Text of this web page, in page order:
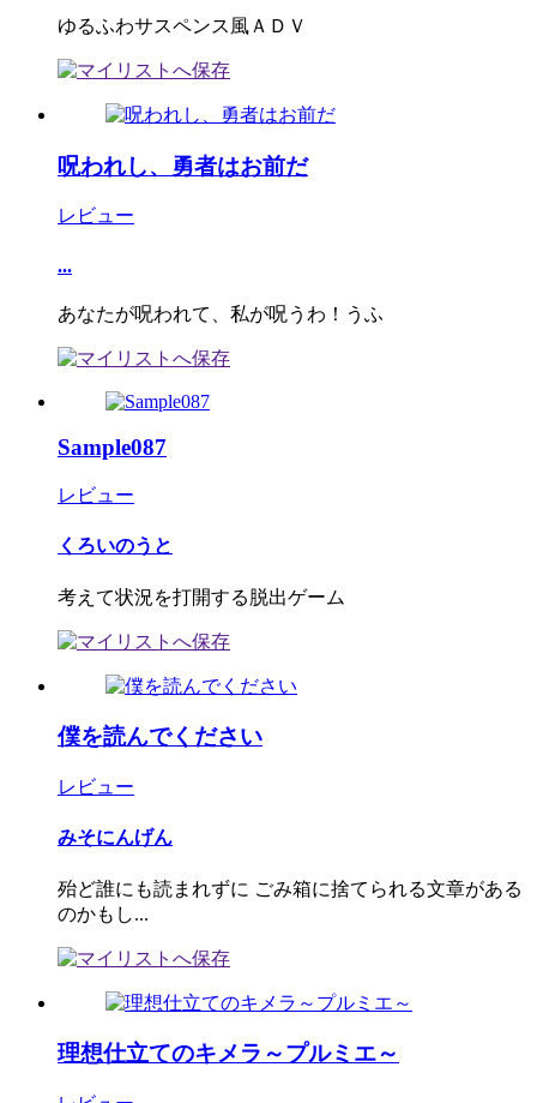
ゆるふわサスペンス風ＡＤＶ
呪われし、勇者はお前だ
レビュー
...
あなたが呪われて、私が呪うわ！うふ
Sample087
レビュー
くろいのうと
考えて状況を打開する脱出ゲーム
僕を読んでください
レビュー
みそにんげん
殆ど誰にも読まれずに ごみ箱に捨てられる文章がある
のかもし...
理想仕立てのキメラ～プルミエ～